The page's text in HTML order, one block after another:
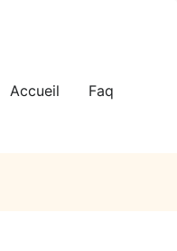
Accueil Faq